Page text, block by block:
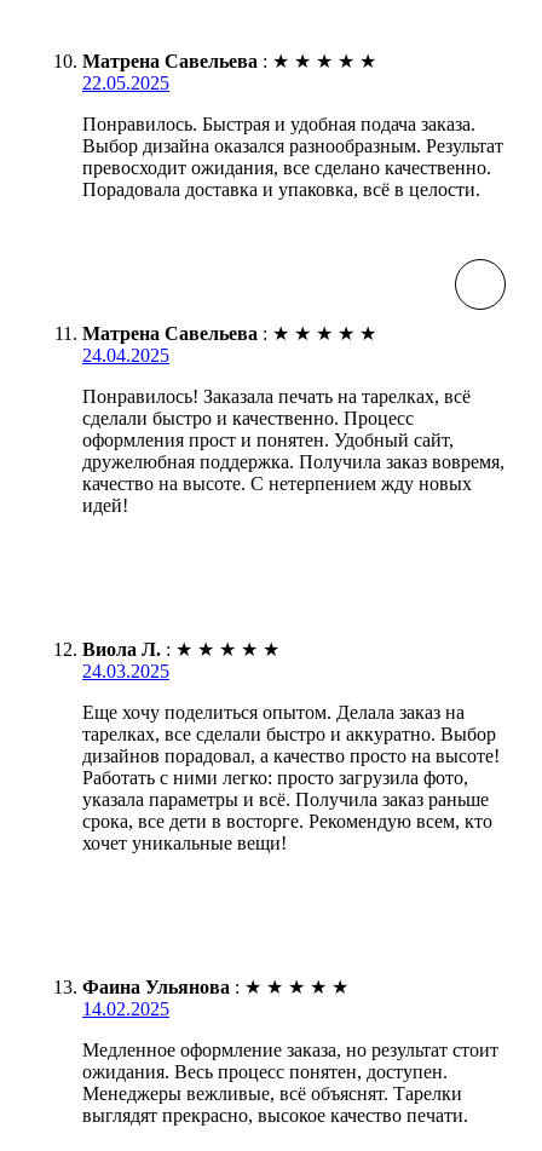
Матрена Савельева : ★ ★ ★ ★ ★
22.05.2025
Понравилось. Быстрая и удобная подача заказа.
Выбор дизайна оказался разнообразным. Результат
превосходит ожидания, все сделано качественно.
Порадовала доставка и упаковка, всё в целости.
Матрена Савельева : ★ ★ ★ ★ ★
24.04.2025
Понравилось! Заказала печать на тарелках, всё
сделали быстро и качественно. Процесс
оформления прост и понятен. Удобный сайт,
дружелюбная поддержка. Получила заказ вовремя,
качество на высоте. С нетерпением жду новых
идей!
Виола Л. : ★ ★ ★ ★ ★
24.03.2025
Еще хочу поделиться опытом. Делала заказ на
тарелках, все сделали быстро и аккуратно. Выбор
дизайнов порадовал, а качество просто на высоте!
Работать с ними легко: просто загрузила фото,
указала параметры и всё. Получила заказ раньше
срока, все дети в восторге. Рекомендую всем, кто
хочет уникальные вещи!
Фаина Ульянова : ★ ★ ★ ★ ★
14.02.2025
Медленное оформление заказа, но результат стоит
ожидания. Весь процесс понятен, доступен.
Менеджеры вежливые, всё объяснят. Тарелки
выглядят прекрасно, высокое качество печати.